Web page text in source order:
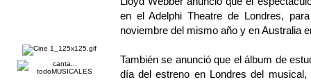
en el Adelphi Theatre de Londres,
noviembre del mismo año y en Australia
También se anunció que el álbum de
día del estreno en Londres del